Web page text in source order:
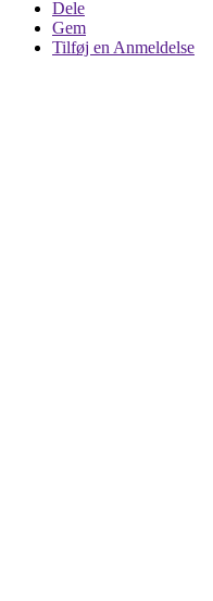
Dele
Gem
Tilføj en Anmeldelse